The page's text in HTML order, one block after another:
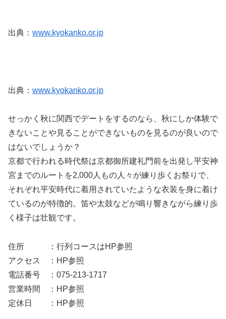
出典： www.kyokanko.or.jp
出典： www.kyokanko.or.jp
せっかく秋に関西でデートをするのなら、秋にしか体験で
きないことや見ることができないものを見るのが良いので
はないでしょうか？
京都で行われる時代祭は京都御所建礼門前を出発し平安神
宮までのルートを2,000人もの人々が練り歩くお祭りで、
それぞれ平安時代に着用されていたような衣装を身に着け
ているのが特徴的。笛や太鼓などが鳴り響きながら練り歩
く様子は壮観です。
住所 ：行列コースはHP参照
アクセス ：HP参照
電話番号 ：075-213-1717
営業時間 ：HP参照
定休日 ：HP参照